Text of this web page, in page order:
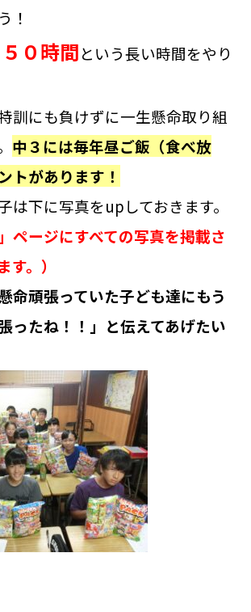
！
０時間という長い時間をやり
訓にも負けずに一生懸命取り組
中３には毎年昼ご飯（食べ放
トがあります！
は下に写真をupしておきます。
ページにすべての写真を掲載さ
。）
命頑張っていた子ども達にもう
ったね！！」と伝えてあげたい